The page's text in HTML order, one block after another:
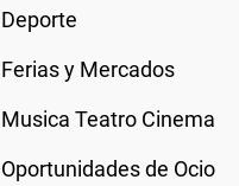
Deporte
Ferias y Mercados
Musica Teatro Cinema
Oportunidades de Ocio